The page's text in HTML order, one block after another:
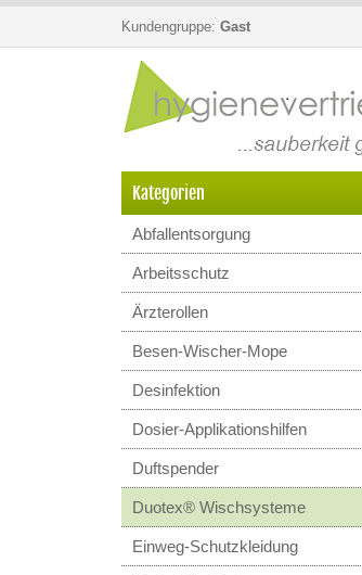
Kundengruppe: Gast
Kategorien
Abfallentsorgung
Arbeitsschutz
Ärzterollen
Besen-Wischer-Mope
Desinfektion
Dosier-Applikationshilfen
Duftspender
Duotex® Wischsysteme
Einweg-Schutzkleidung